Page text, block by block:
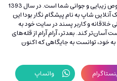
پیشگام نگار فروشگاهی اینترنتی مخصوص زیبایی و جوانی شما است. در سال 1393
شاپ به نام پیشگام نگار بود! این
خلاقانه و کاربر پسند در سایت خود به
آسان‌تر کند. بعدتر، آرام آرام از قله‌های
خود، توانست به جایگاهی که اکنون
واتساپ